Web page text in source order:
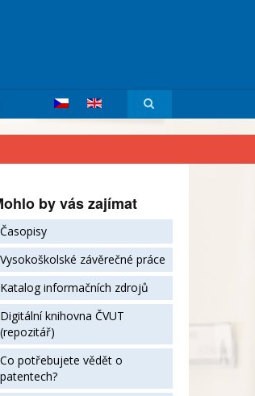
by vás zajímat
Časopisy
Vysokoškolské závěrečné práce
Katalog informačních zdrojů
Digitální knihovna ČVUT
(repozitář)
Co potřebujete vědět o
patentech?